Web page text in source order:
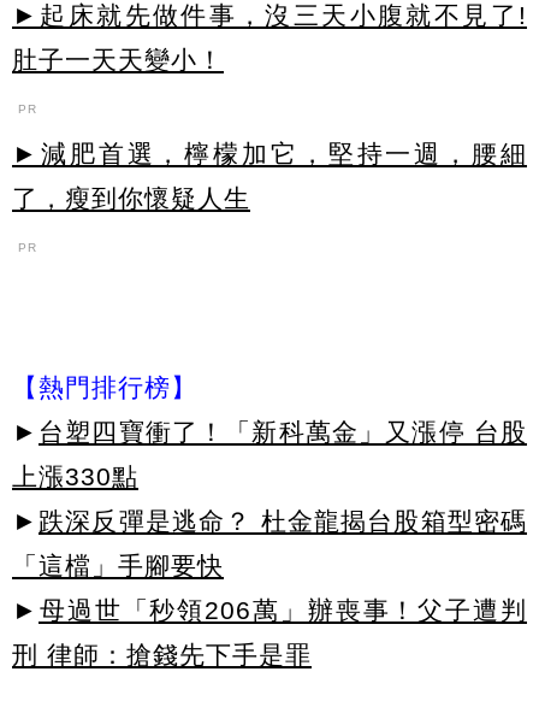
►起床就先做件事，沒三天小腹就不見了!
肚子一天天變小！
PR
►減肥首選，檸檬加它，堅持一週，腰細
了，瘦到你懷疑人生
PR
【熱門排行榜】
► 台塑四寶衝了！「新科萬金」又漲停 台股
上漲330點
► 跌深反彈是逃命？ 杜金龍揭台股箱型密碼
「這檔」手腳要快
► 母過世「秒領206萬」辦喪事！父子遭判
刑 律師：搶錢先下手是罪